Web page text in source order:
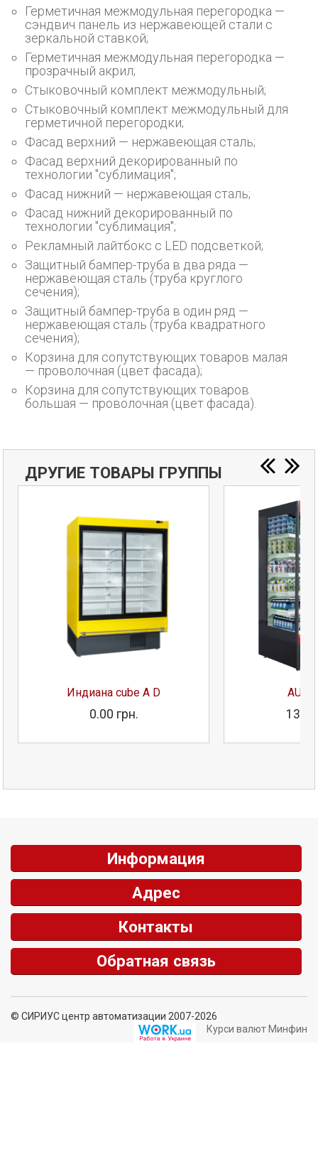
Герметичная межмодульная перегородка —
cэндвич панель из нержавеющей стали с
зеркальной ставкой;
Герметичная межмодульная перегородка —
прозрачный акрил;
Стыковочный комплект межмодульный;
Стыковочный комплект межмодульный для
герметичной перегородки;
Фасад верхний — нержавеющая сталь;
Фасад верхний декорированный по
технологии "сублимация";
Фасад нижний — нержавеющая сталь;
Фасад нижний декорированный по
технологии "сублимация";
Рекламный лайтбокс с LED подсветкой;
Защитный бампер-труба в два ряда —
нержавеющая сталь (труба круглого
сечения);
Защитный бампер-труба в один ряд —
нержавеющая сталь (труба квадратного
сечения);
Корзина для сопутствующих товаров малая
— проволочная (цвет фасада);
Корзина для сопутствующих товаров
большая — проволочная (цвет фасада).
ДРУГИЕ ТОВАРЫ ГРУППЫ
Индиана cube A D
0.00 грн. 133
Информация
Адрес
Контакты
Обратная связь
© СИРИУС центр автоматизации 2007-2026
Курси валют Минфин